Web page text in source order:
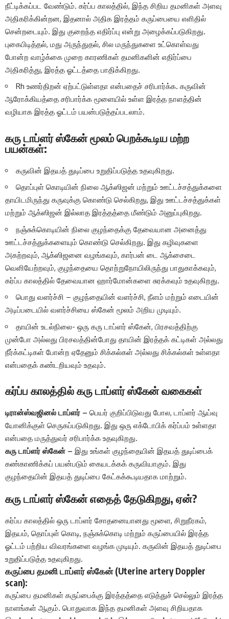
நீட்டிக்கப்பட வேண்டும். கர்ப்ப காலத்தில், இந்த சிறிய தமனிகள் அளவு
அதிகரிக்கின்றன, இதனால் அதிக இரத்தம் கருப்பையை எளிதில்
சென்றடையும். இது குறைந்த எதிர்ப்பு என்று அழைக்கப்படுகிறது.
புகைபிடித்தல், மது அருந்துதல், சில மருந்துகளை உட்கொள்வது
போன்ற வாழ்க்கை முறை காரணிகள் தமனிகளின் எதிர்ப்பை
அதிகரித்து, இரத்த ஓட்டத்தை பாதிக்கிறது.
Rh உணர்திறன் ஏற்பட்டுள்ளதா என்பதைச் சரிபார்க்க. கருவின்
ஆரோக்கியத்தை சரிபார்க்க மூளையில் உள்ள இரத்த நாளத்தின்
வழியாக இரத்த ஓட்டம் பயன்படுத்தப்படலாம்.
கரு டாப்ளர் ஸ்கேன் மூலம் பெறக்கூடிய மற்ற
பயன்கள்:
கருவின் இதயத் துடிப்பை உறுதிப்படுத்த உதவுகிறது.
தொப்புள் கொடியின் நிலை ஆக்ஸிஜன் மற்றும் ஊட்டச்சத்துக்களை
தாயிடமிருந்து கருவுக்கு கொண்டு செல்கிறது, இது ஊட்டச்சத்துக்கள்
மற்றும் ஆக்ஸிஜன் இல்லாத இரத்தத்தை மீண்டும் அனுப்புகிறது.
நஞ்சுக்கொடியின் நிலை குழந்தைக்கு தேவையான அனைத்து
ஊட்டச்சத்துக்களையும் கொண்டு செல்கிறது. இது கழிவுகளை
அகற்றவும், ஆக்ஸிஜனை வழங்கவும், கார்பன் டை ஆக்சைடை
வெளியேற்றவும், குழந்தையை தொற்றுநோயிலிருந்து பாதுகாக்கவும்,
கர்ப்ப காலத்தில் தேவையான ஹார்மோன்களை சுரக்கவும் உதவுகிறது.
பொது வளர்ச்சி – குழந்தையின் வளர்ச்சி, நீளம் மற்றும் எடையின்
அடிப்படையில் வளர்ச்சியை ஸ்கேன் மூலம் அறிய முடியும்.
தாயின் உடல்நிலை- ஒரு கரு டாப்ளர் ஸ்கேன், பிரசவத்திற்கு
முன்போ அல்லது பிரசவத்தின்போது தாயின் இரத்தக் கட்டிகள் அல்லது
நீர்க்கட்டிகள் போன்ற ஏதேனும் சிக்கல்கள் அல்லது சிக்கல்கள் உள்ளதா
என்பதைக் கண்டறியவும் உதவும்.
கர்ப்ப காலத்தில் கரு டாப்ளர் ஸ்கேன் வகைகள்
டிரான்ஸ்வஜினல் டாப்ளர் – பெயர் குறிப்பிடுவது போல, டாப்ளர் ஆய்வு
யோனிக்குள் செருகப்படுகிறது. இது ஒரு எக்டோபிக் கர்ப்பம் உள்ளதா
என்பதை மருத்துவர் சரிபார்க்க உதவுகிறது.
கரு டாப்ளர் ஸ்கேன் – இது உங்கள் குழந்தையின் இதயத் துடிப்பைக்
கண்காணிக்கப் பயன்படும் கையடக்கக் கருவியாகும். இது
குழந்தையின் இதயத் துடிப்பை கேட்கக்கூடியதாக மாற்றும்.
கரு டாப்ளர் ஸ்கேன் எதைத் தேடுகிறது, ஏன்?
கர்ப்ப காலத்தில் ஒரு டாப்ளர் சோதனையானது மூளை, சிறுநீரகம்,
இதயம், தொப்புள் கொடி, நஞ்சுக்கொடி மற்றும் கருப்பையில் இரத்த
ஓட்டம் பற்றிய விவரங்களை வழங்க முடியும். கருவின் இதயத் துடிப்பை
உறுதிப்படுத்த உதவுகிறது.
கருப்பை தமனி டாப்ளர் ஸ்கேன் (Uterine artery Doppler
scan):
கருப்பை தமனிகள் கருப்பைக்கு இரத்தத்தை எடுத்துச் செல்லும் இரத்த
நாளங்கள் ஆகும். பொதுவாக இந்த தமனிகள் அளவு சிறியதாக